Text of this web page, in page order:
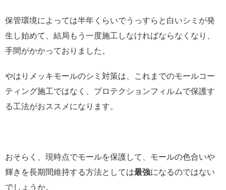
保管環境によっては半年くらいでうっすらと白いシミが発
生し始めて、結局もう一度施工しなければならなくなり、
手間がかかっておりました。
やはりメッキモールのシミ対策は、これまでのモールコー
ティング施工ではなく、プロテクションフィルムで保護す
る工法がおススメになります。
おそらく、現時点でモールを保護して、モールの色合いや
輝きを長期間維持する方法としては最強になるのではない
でしょうか。